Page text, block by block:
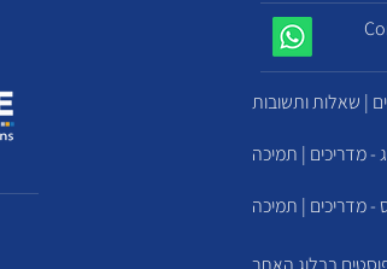
| שאלות ותשובות
- מדריכים | תמיכה
- מדריכים | תמיכה